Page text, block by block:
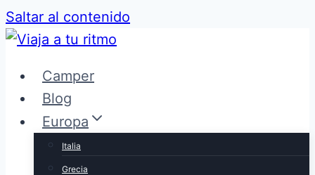
Saltar al contenido
Camper
Blog
Europa
Italia
Grecia